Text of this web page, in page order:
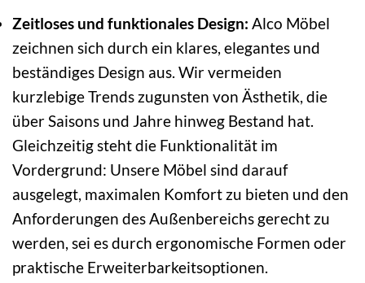
Zeitloses und funktionales Design: Alco Möbel
zeichnen sich durch ein klares, elegantes und
beständiges Design aus. Wir vermeiden
kurzlebige Trends zugunsten von Ästhetik, die
über Saisons und Jahre hinweg Bestand hat.
Gleichzeitig steht die Funktionalität im
Vordergrund: Unsere Möbel sind darauf
ausgelegt, maximalen Komfort zu bieten und den
Anforderungen des Außenbereichs gerecht zu
werden, sei es durch ergonomische Formen oder
praktische Erweiterbarkeitsoptionen.